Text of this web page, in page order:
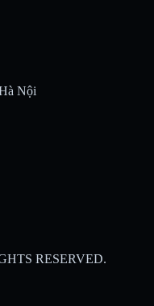
Nội
RESERVED.